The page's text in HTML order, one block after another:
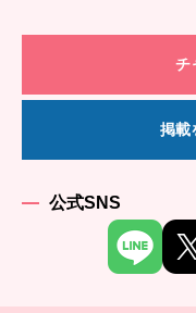
チ
掲載
公式SNS